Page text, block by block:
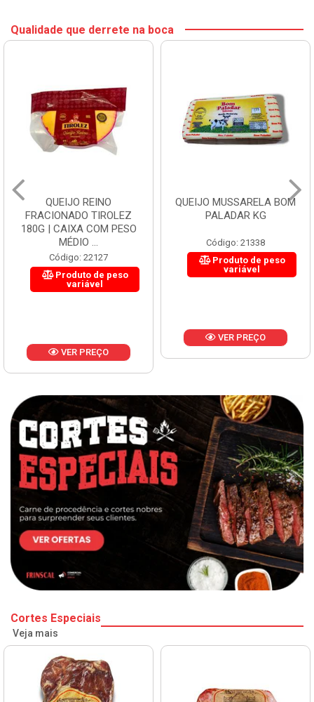
Qualidade que derrete na boca
QUEIJO REINO
FRACIONADO TIROLEZ
180G | CAIXA COM PESO
MÉDIO ...
Código: 22127
Produto de peso
variável
VER PREÇO
QUEIJO MUSSARELA BOM
PALADAR KG
Código: 21338
Produto de peso
variável
VER PREÇO
Cortes Especiais
Veja mais